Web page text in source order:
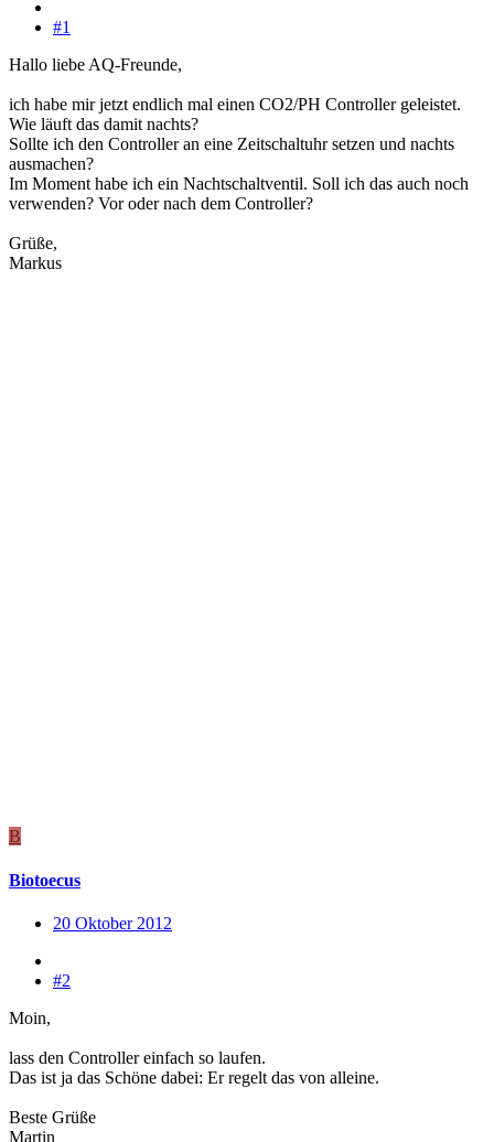
#1
Hallo liebe AQ-Freunde,
ich habe mir jetzt endlich mal einen CO2/PH Controller geleistet.
Wie läuft das damit nachts?
Sollte ich den Controller an eine Zeitschaltuhr setzen und nachts
ausmachen?
Im Moment habe ich ein Nachtschaltventil. Soll ich das auch noch
verwenden? Vor oder nach dem Controller?
Grüße,
Markus
B
Biotoecus
20 Oktober 2012
#2
Moin,
lass den Controller einfach so laufen.
Das ist ja das Schöne dabei: Er regelt das von alleine.
Beste Grüße
Martin